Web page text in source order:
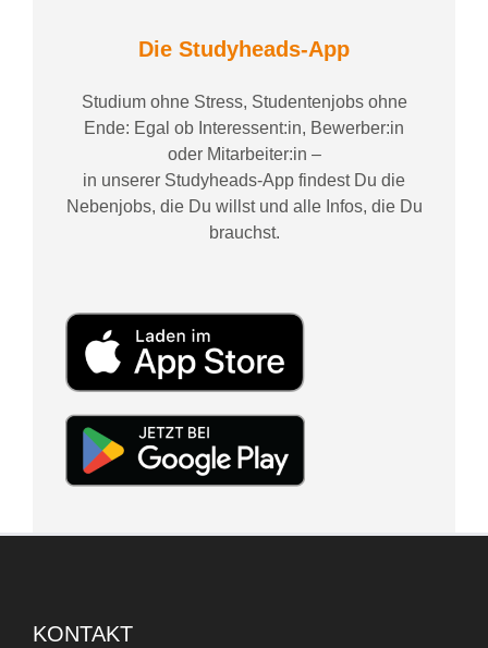
Die Studyheads-App
Studium ohne Stress, Studentenjobs ohne
Ende: Egal ob Interessent:in, Bewerber:in
oder Mitarbeiter:in –
in unserer Studyheads-App findest Du die
Nebenjobs, die Du willst und alle Infos, die Du
brauchst.
KONTAKT